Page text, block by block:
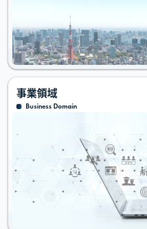
事業領域
Business Domain